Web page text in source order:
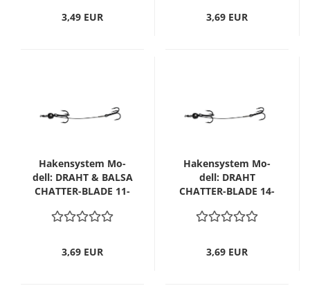
3,49 EUR 3,69 EUR
Ha­ken­sys­tem Mo­
dell: DRAHT & BALSA
CHATTER-​​BLADE 11-
3,69 EUR
Ha­ken­sys­tem Mo­
dell: DRAHT
CHATTER-​​BLADE 14-
3,69 EUR